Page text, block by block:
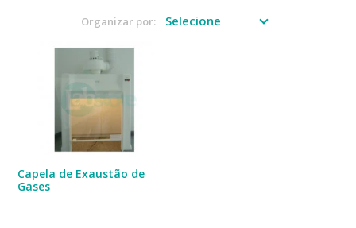
Organizar por:
Capela de Exaustão de
Gases